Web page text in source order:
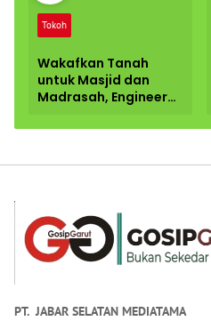
Tokoh
Wakafkan Tanah
untuk Masjid dan
Madrasah, Engineer
Garut Dorong
Pendidikan
PT. JABAR SELATAN MEDIATAMA